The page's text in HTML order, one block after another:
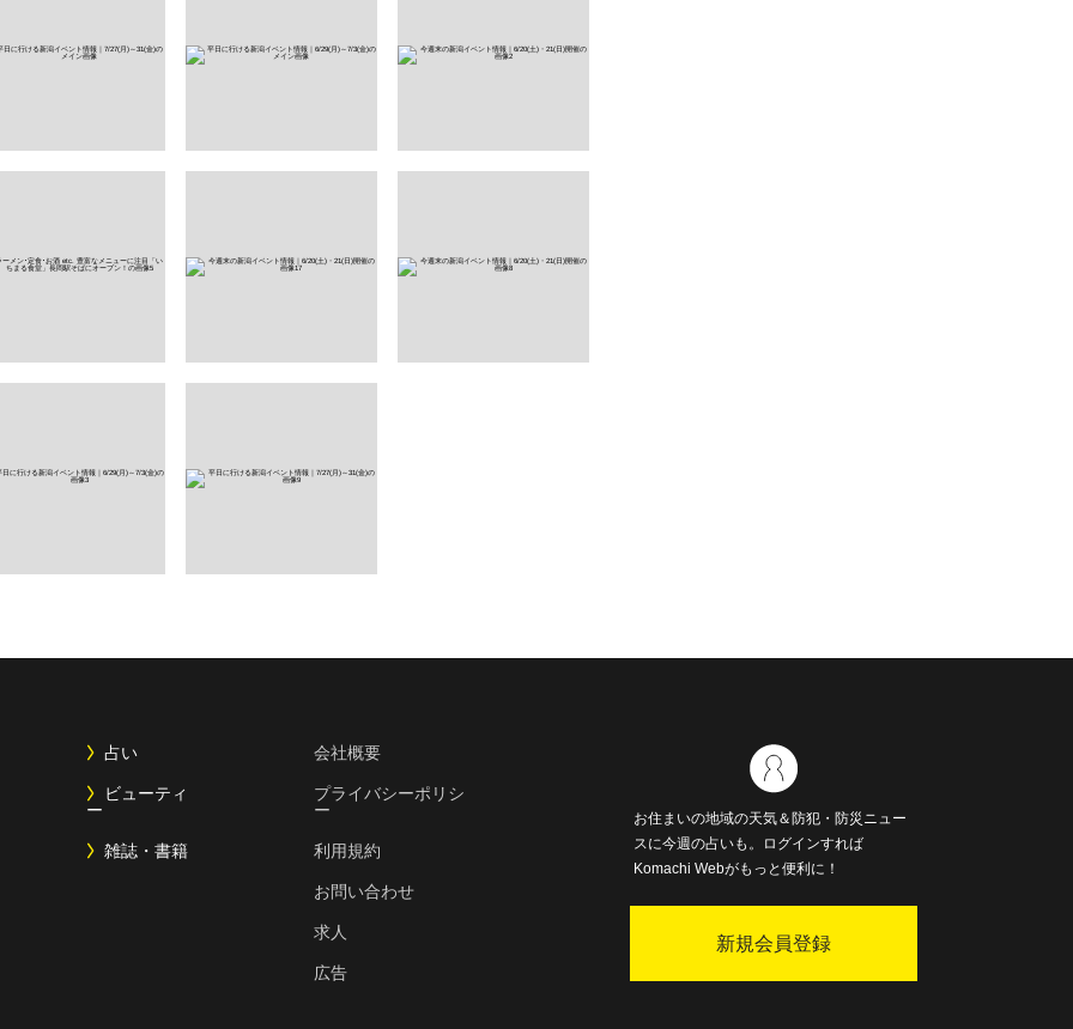
占い
ビューティ
ー
雑誌・書籍
会社概要
プライバシーポリシ
ー
利用規約
お問い合わせ
求人
広告
お住まいの地域の天気＆防犯・防災ニュー
スに今週の占いも。ログインすれば
Komachi Webがもっと便利に！
新規会員登録